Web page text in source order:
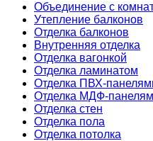
Объединение с
Утепление балконов
Отделка балконов
Внутренняя отделка
Отделка вагонкой
Отделка ламинатом
Отделка ПВХ-
Отделка МДФ-
Отделка стен
Отделка пола
Отделка потолка